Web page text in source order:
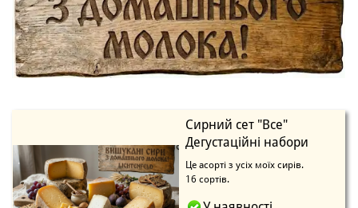
Сирний сет "Все"
Дегустаційні набори
Це асорті з усіх моїх сирів.
16 сортів.